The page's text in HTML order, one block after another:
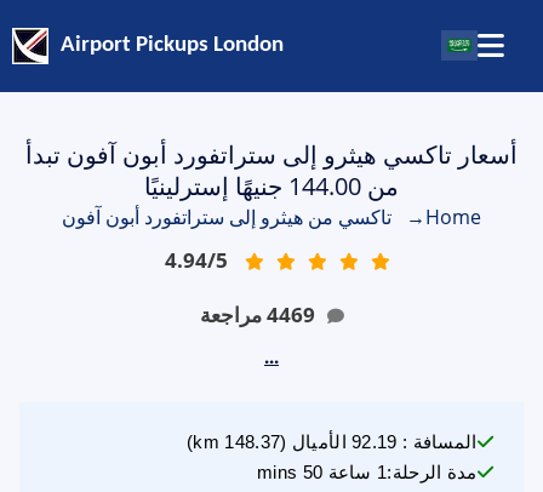
Airport Pickups London
أسعار تاكسي هيثرو إلى ستراتفورد أبون آفون تبدأ
من 144.00 جنيهًا إسترلينيًا
Home
→ تاكسي من هيثرو إلى ستراتفورد أبون آفون
4.94/5
4469مراجعة
...
المسافة :
92.19 الأميال (
148.37
مدة الرحلة:1 ساعة 50 mins